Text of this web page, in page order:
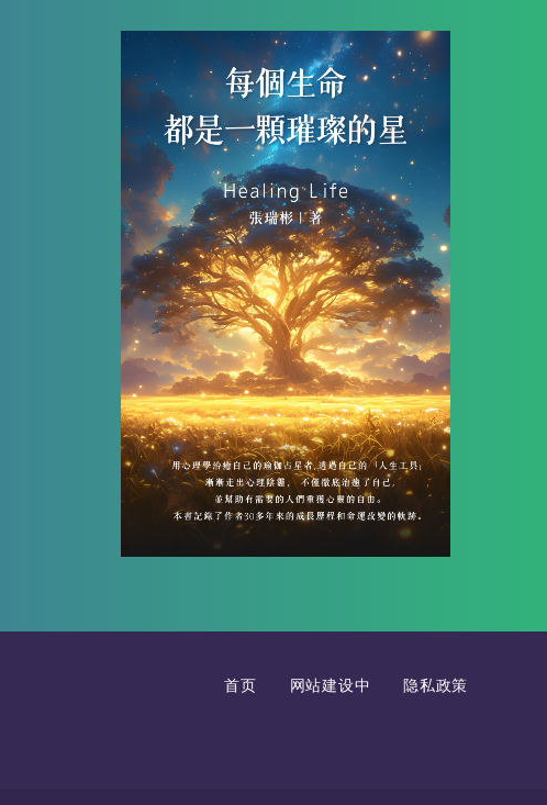
首页 网站建设中 隐私政策